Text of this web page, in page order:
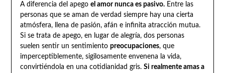
A diferencia del apego el amor nunca es pasivo.Entre las
personas que se aman de verdad siempre hay una cierta
atmósfera, llena de pasión, afán e infinita atracción mutua.
Si se trata de apego, en lugar de alegría, dos personas
suelen sentir un sentimiento preocupaciones, que
imperceptiblemente, sigilosamente envenena la vida,
convirtiéndola en una cotidianidad gris. Si realmente amas a